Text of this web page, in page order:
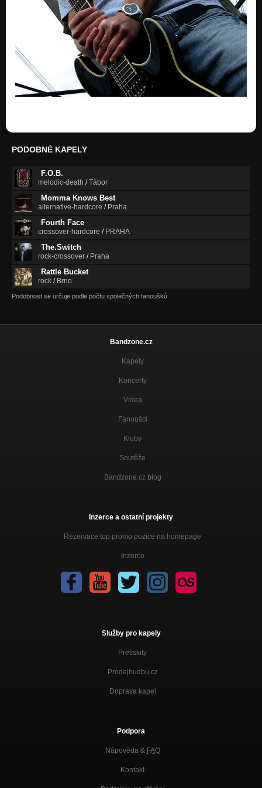
PODOBNÉ KAPELY
F.O.B.
melodic-death /Tábor
Momma Knows Best
alternative-hardcore / Praha
Fourth Face
crossover-hardcore / PRAHA
The.Switch
rock-crossover / Praha
Rattle Bucket
rock / Brno
Podobnost se určuje podle počtu společných fanoušků.
Bandzone.cz
Kapely
Koncerty
Videa
Fanoušci
Kluby
Soutěže
Bandzone.cz blog
Inzerce a ostatní projekty
Rezervace top promo pozice na homepage
Inzerce
Služby pro kapely
Presskity
Prodejhudbu.cz
Doprava kapel
Podpora
Nápověda & FAQ
Kontakt